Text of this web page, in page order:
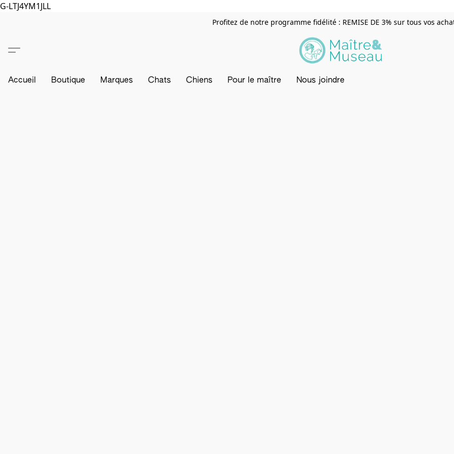
G-LTJ4YM1JLL
Profitez de notre programme fidélité : REMISE DE 3% sur tous vos
Accueil Boutique Marques Chats Chiens Pour le maître Nous joindre